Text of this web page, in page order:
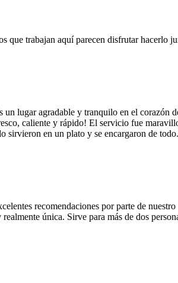
que trabajan aquí parecen disfrutar
lugar agradable y tranquilo en el corazón
caliente y rápido! El servicio fue
en un plato y se encargaron de
recomendaciones por parte de
única. Sirve para más de dos